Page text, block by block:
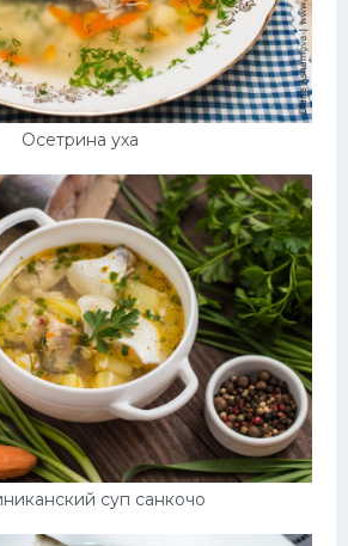
Осетрина уха
суп санкочо